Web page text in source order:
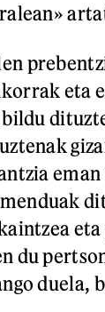
eta
du
duela,